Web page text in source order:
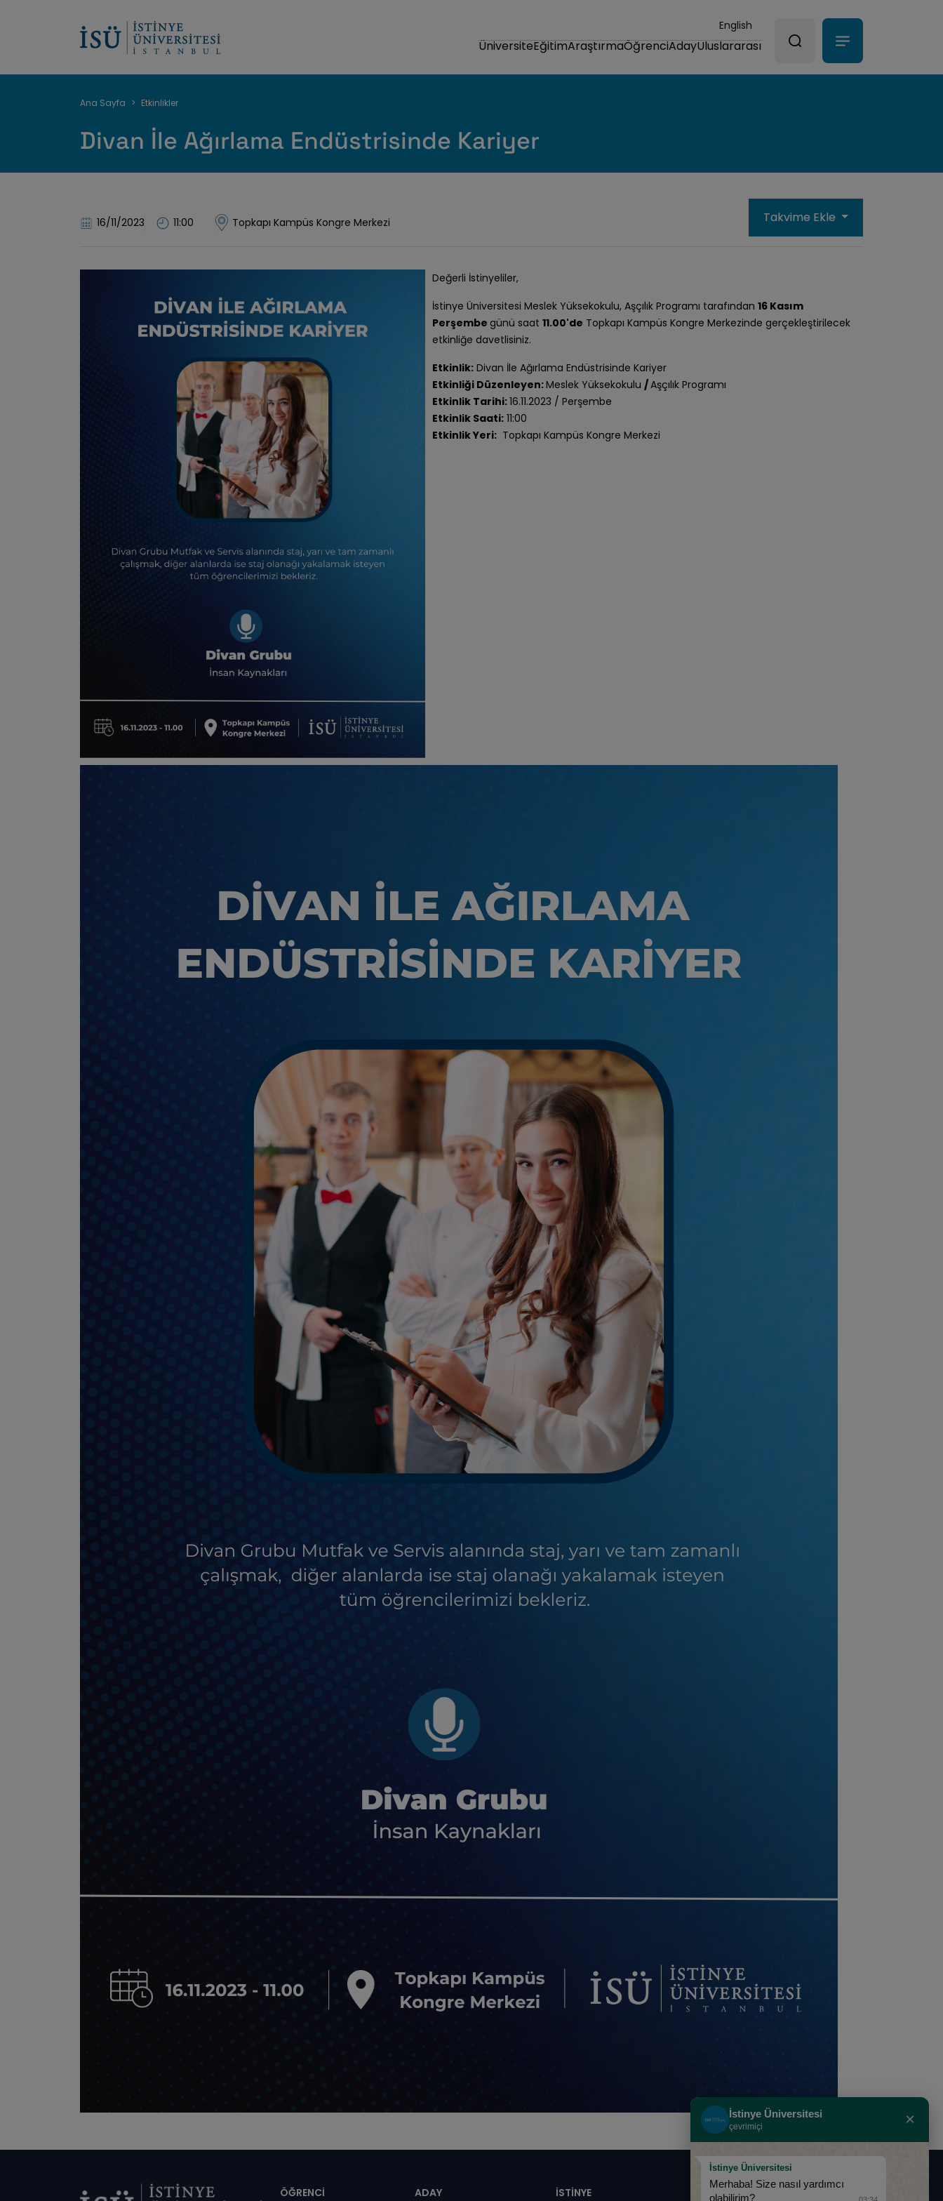
English
ÜniversiteEğitimAraştırmaÖğrenciAdayUluslararası
Sayfa
yolu
Ana Sayfa Etkinlikler
Divan İle Ağırlama Endüstrisinde Kariyer
16/11/2023 11:00 Topkapı Kampüs Kongre Merkezi Takvime Ekle
Değerli İstinyeliler,
İstinye Üniversitesi Meslek Yüksekokulu, Aşçılık Programı tarafından16 Kasım
Perşembegünü saat11.00'de Topkapı Kampüs Kongre Merkezinde gerçekleştirilecek
etkinliğe davetlisiniz.
Etkinlik: Divan İle Ağırlama Endüstrisinde Kariyer
Etkinliği Düzenleyen:Meslek Yüksekokulu/Aşçılık Programı
Etkinlik Tarihi:16.11.2023 / Perşembe
Etkinlik Saati: 11:00
Etkinlik Yeri: Topkapı Kampüs Kongre Merkezi
ÖĞRENCİ ADAY İSTİNYE
İstinye Üniversitesi
çevrimiçi ×
İstinye Üniversitesi
Merhaba! Size nasıl yardımcı
olabilirim?